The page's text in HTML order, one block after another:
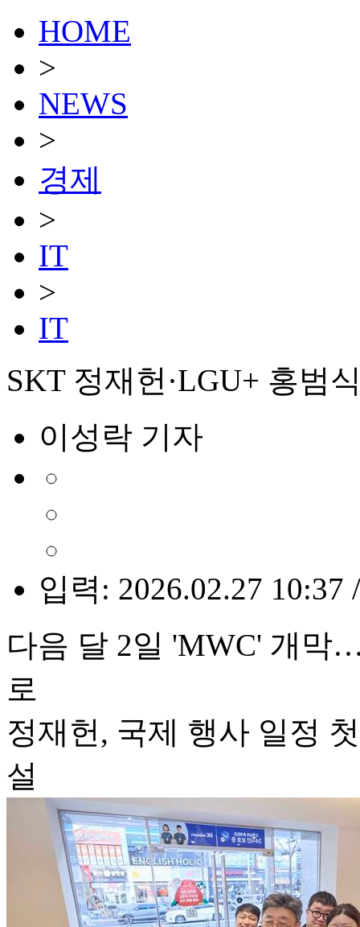
HOME
>
NEWS
>
경제
>
IT
>
IT
SKT 정재헌·LGU+ 홍범
이성락 기자
입력: 2026.02.27 10:37
다음 달 2일 'MWC' 개막
로
정재헌, 국제 행사 일정
설